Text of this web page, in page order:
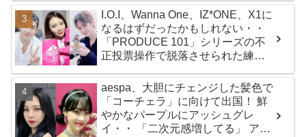
ールズグループ！ デビュー曲
「Magnetic」がいきなりの大ヒッ
ト
I.O.I、Wanna One、IZ*ONE、X1に
なるはずだったかもしれない・・
「PRODUCE 101」シリーズの不
正投票操作で脱落させられた練習
aespa、大胆にチェンジした髪色で
「コーチェラ」に向けて出国！ 鮮
やかなパープルにアッシュグレ
イ・・ 「二次元感増してる」 アバ